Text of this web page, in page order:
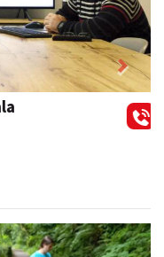
Next